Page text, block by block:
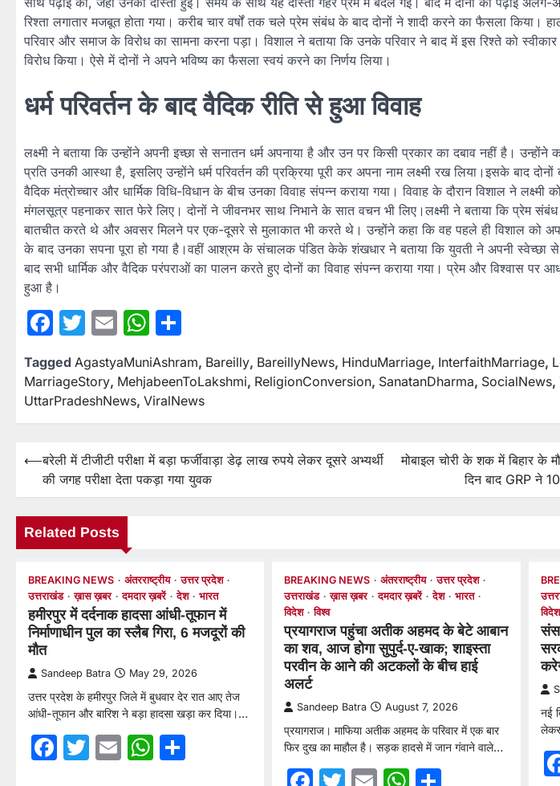
रिश्ता लगातार मजबूत होता गया। करीब चार वर्षों तक चले प्रेम संबंध के बाद दोनों ने शादी करने का फैसला किया।
परिवार और समाज के विरोध का सामना करना पड़ा। विशाल ने बताया कि उनके परिवार ने बाद में इस रिश्ते को
विरोध किया। ऐसे में दोनों ने अपने भविष्य का फैसला स्वयं करने का निर्णय लिया।
धर्म परिवर्तन के बाद वैदिक रीति से हुआ विवाह
लक्ष्मी ने बताया कि उन्होंने अपनी इच्छा से सनातन धर्म अपनाया है और उन पर किसी प्रकार का दबाव नहीं है।
प्रति उनकी आस्था है, इसलिए उन्होंने धर्म परिवर्तन की प्रक्रिया पूरी कर अपना नाम लक्ष्मी रख लिया।इसके बाद
वैदिक मंत्रोच्चार और धार्मिक विधि-विधान के बीच उनका विवाह संपन्न कराया गया। विवाह के दौरान विशाल ने लक्ष्मी
मंगलसूत्र पहनाकर सात फेरे लिए। दोनों ने जीवनभर साथ निभाने के सात वचन भी लिए।लक्ष्मी ने बताया कि प्रेम
बातचीत करते थे और अवसर मिलने पर एक-दूसरे से मुलाकात भी करते थे। उन्होंने कहा कि वह पहले ही विशाल को
के बाद उनका सपना पूरा हो गया है।वहीं आश्रम के संचालक पंडित केके शंखधार ने बताया कि युवती ने अपनी स्वेच्छा से
बाद सभी धार्मिक और वैदिक परंपराओं का पालन करते हुए दोनों का विवाह संपन्न कराया गया। प्रेम और विश्वास पर
हुआ है।
Facebook
Twitter
EmailWhatsApp
Tagged AgastyaMuniAshram, Bareilly, BareillyNews, HinduMarriage, InterfaithMarriage,
MarriageStory, MehjabeenToLakshmi, ReligionConversion, SanatanDharma, SocialNews,
UttarPradeshNews, ViralNews
Post
navigation
⟵बरेली में टीजीटी परीक्षा में बड़ा फर्जीवाड़ा डेढ़ लाख रुपये लेकर दूसरे अभ्यर्थी
की जगह परीक्षा देता पकड़ा गया युवक
मोबाइल चोरी के शक में बिहार के
दिन बाद GRP ने
Related Posts
BREAKING NEWS अंतरराष्ट्रीय
उत्तर प्रदेश
उत्तराखंड
ख़ास ख़बर दमदार ख़बरें देश भारत
हमीरपुर में दर्दनाक हादसा आंधी-तूफान में
निर्माणाधीन पुल का स्लैब गिरा, 6 मजदूरों की
मौत
Sandeep Batra May 29, 2026
उत्तर प्रदेश के हमीरपुर जिले में बुधवार देर रात आए तेज
आंधी-तूफान और बारिश ने बड़ा हादसा खड़ा कर दिया।…
Facebook
Twitter
EmailWhatsApp
BREAKING NEWS अंतरराष्ट्रीय
उत्तर प्रदेश
उत्तराखंड
ख़ास ख़बर दमदार ख़बरें देश
भारत
विदेश
विश्व
प्रयागराज पहुंचा अतीक अहमद के बेटे आबान
का शव, आज होगा सुपुर्द-ए-खाक; शाइस्ता
परवीन के आने की अटकलों के बीच हाई
अलर्ट
Sandeep Batra August 7, 2026
प्रयागराज। माफिया अतीक अहमद के परिवार में एक बार
फिर दुख का माहौल है। सड़क हादसे में जान गंवाने वाले…
विदेश
नई